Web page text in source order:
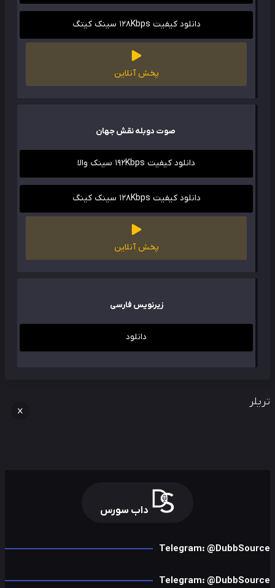
دانلود کیفیت 128Kbps سینک کیتگ
پخش آنلاین
صوت دوبله نقش جهان
دانلود کیفیت 192Kbps سینک والا
دانلود کیفیت 128Kbps سینک کینگ
پخش آنلاین
زیرنویس فارسی
دانلود
داب سورس
Telegram:
Telegram: